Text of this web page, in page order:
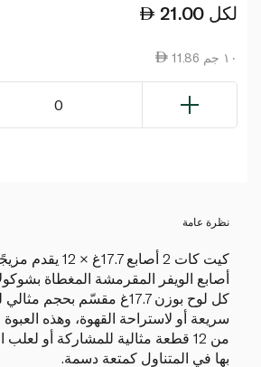
21.00 لكل
11.86 ١٠ جم
0
نظرة عامة
كيت كات 2 أصابع
أصابع الويفر المقرمشة المغطاة
كل لوح بوزن 17.7غ مقسّم بحجم
سريعة أو لاستراحة القهوة، وهذه العبوة
من 12 قطعة مثالية للمشاركة أو لعلب
بها في المتناول كمتعة دسمة.